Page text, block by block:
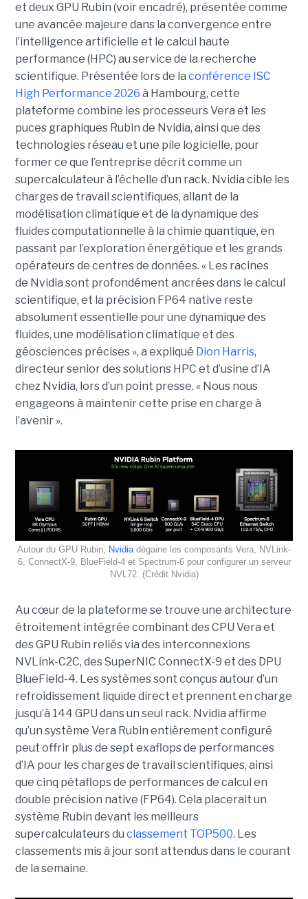
et deux GPU Rubin (voir encadré), présentée comme
une avancée majeure dans la convergence entre
l’intelligence artificielle et le calcul haute
performance (HPC) au service de la recherche
scientifique. Présentée lors de la conférence ISC
High Performance 2026 à Hambourg, cette
plateforme combine les processeurs Vera et les
puces graphiques Rubin de Nvidia, ainsi que des
technologies réseau et une pile logicielle, pour
former ce que l’entreprise décrit comme un
supercalculateur à l’échelle d’un rack. Nvidia cible les
charges de travail scientifiques, allant de la
modélisation climatique et de la dynamique des
fluides computationnelle à la chimie quantique, en
passant par l’exploration énergétique et les grands
opérateurs de centres de données. « Les racines
de Nvidia sont profondément ancrées dans le calcul
scientifique, et la précision FP64 native reste
absolument essentielle pour une dynamique des
fluides, une modélisation climatique et des
géosciences précises », a expliqué Dion Harris,
directeur senior des solutions HPC et d’usine d’IA
chez Nvidia, lors d’un point presse. « Nous nous
engageons à maintenir cette prise en charge à
l’avenir ».
Autour du GPU Rubin, Nvidia dégaine les composants Vera, NVLink-
6, ConnectX-9, BlueField-4 et Spectrum-6 pour configurer un serveur
NVL72. (Crédit Nvidia)
Au cœur de la plateforme se trouve une architecture
étroitement intégrée combinant des CPU Vera et
des GPU Rubin reliés via des interconnexions
NVLink-C2C, des SuperNIC ConnectX-9 et des DPU
BlueField-4. Les systèmes sont conçus autour d’un
refroidissement liquide direct et prennent en charge
jusqu’à 144 GPU dans un seul rack. Nvidia affirme
qu’un système Vera Rubin entièrement configuré
peut offrir plus de sept exaflops de performances
d’IA pour les charges de travail scientifiques, ainsi
que cinq pétaflops de performances de calcul en
double précision native (FP64). Cela placerait un
système Rubin devant les meilleurs
supercalculateurs du classement TOP500. Les
classements mis à jour sont attendus dans le courant
de la semaine.